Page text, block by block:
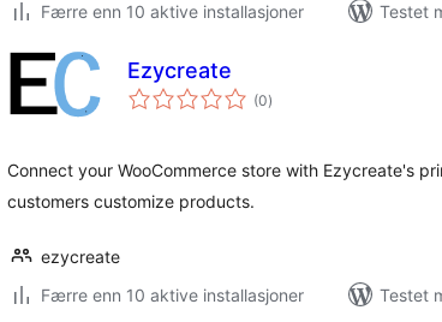
Færre enn 10 aktive installasjoner
Testet
Ezycreate
(0totale
vurderinger
)
Connect your WooCommerce store with Ezycreate's
customers customize products.
ezycreate
Færre enn 10 aktive installasjoner
Testet